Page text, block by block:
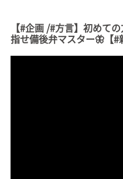
【#企画 /#方言】初めて
指せ備後弁マスター🦋【#